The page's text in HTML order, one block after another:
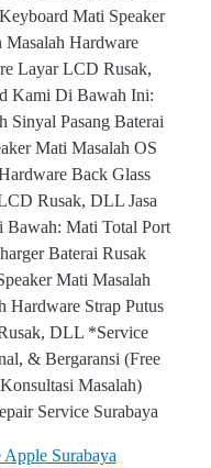
Mati Speaker
Hardware
Layar LCD Rusak,
Kami Di Bawah Ini:
Sinyal Pasang Baterai
Mati Masalah OS
Back Glass
Rusak, DLL Jasa
Bawah: Mati Total Port
Baterai Rusak
Mati Masalah
Hardware Strap Putus
DLL *Service
& Bergaransi (Free
Masalah)
Service Surabaya
Surabaya